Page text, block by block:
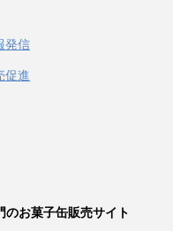
発信
促進
のお菓子缶販売サイト